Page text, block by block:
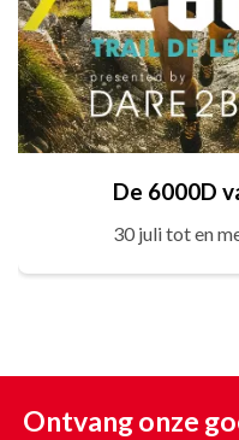
De 6000D
30 juli tot en
Ontvang onze